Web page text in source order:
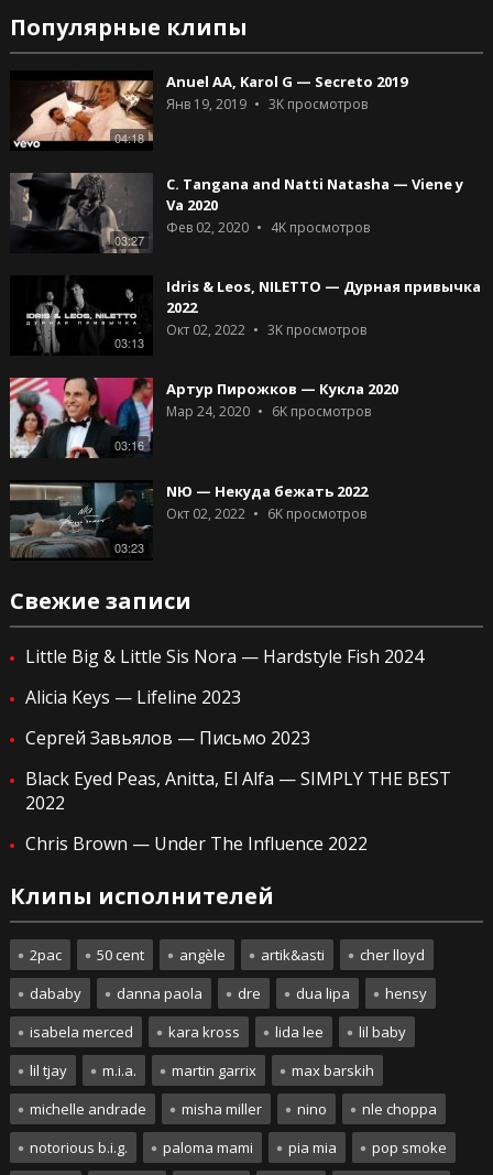
Популярные клипы
04:18
Anuel AA, Karol G — Secreto 2019
Янв 19, 2019 3Kпросмотров
03:27
C. Tangana and Natti Natasha — Viene y
Va 2020
Фев 02, 2020 4Kпросмотров
03:13
Idris & Leos, NILETTO — Дурная привычка
2022
Окт 02, 2022 3Kпросмотров
03:16
Артур Пирожков — Кукла 2020
Мар 24, 2020 6Kпросмотров
03:23
NЮ — Некуда бежать 2022
Окт 02, 2022 6Kпросмотров
Свежие записи
Little Big & Little Sis Nora — Hardstyle Fish 2024
Alicia Keys — Lifeline 2023
Сергей Завьялов — Письмо 2023
Black Eyed Peas, Anitta, El Alfa — SIMPLY THE BEST
2022
Chris Brown — Under The Influence 2022
Клипы исполнителей
2pac 50 cent angèle artik&asti
cher lloyd
dababy
danna paola dre dua lipa
hensy
isabela merced
kara kross lida lee
lil baby
lil tjay
m.i.a. martin garrix
max barskih
michelle andrade
misha miller nino
nle choppa
notorious b.i.g.
paloma mami pia mia pop smoke